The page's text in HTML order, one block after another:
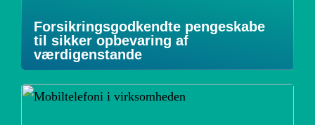
Forsikringsgodkendte pengeskabe
til sikker opbevaring af
værdigenstande